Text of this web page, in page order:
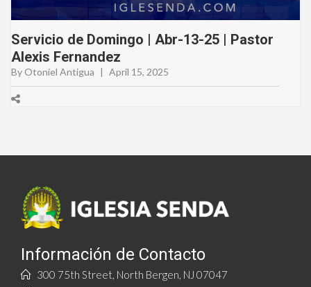
Servicio de Domingo | Abr-13-25 | Pastor
Alexis Fernandez
By Otoniel Antigua | April 15, 2025
Información de Contacto
300 75th Street, North Bergen, NJ 07047